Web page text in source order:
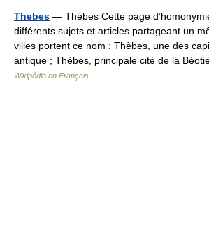
Thebes — Thèbes Cette page
différents sujets et articles partageant un
villes portent ce nom : Thèbes, une des
antique ; Thèbes, principale cité de la
Wikipédia en Français